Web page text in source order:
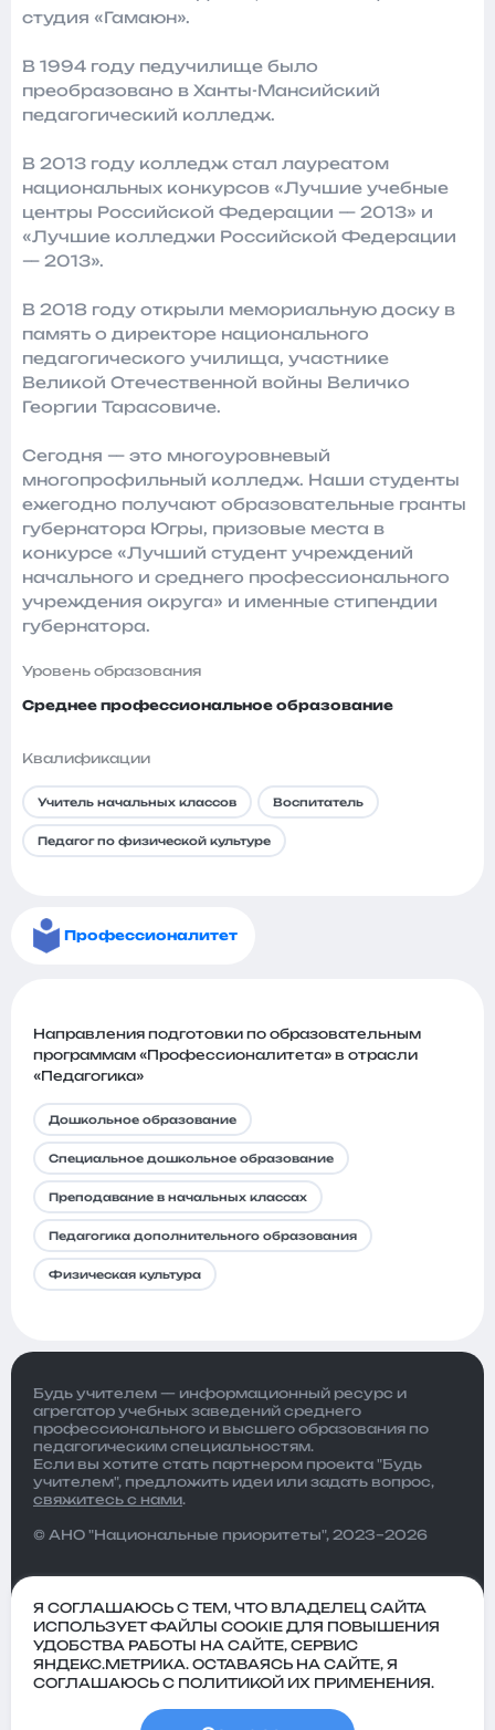
студия «Гамаюн».
В 1994 году педучилище было
преобразовано в Ханты-Мансийский
педагогический колледж.
В 2013 году колледж стал лауреатом
национальных конкурсов «Лучшие учебные
центры Российской Федерации — 2013» и
«Лучшие колледжи Российской Федерации
— 2013».
В 2018 году открыли мемориальную доску в
память о директоре национального
педагогического училища, участнике
Великой Отечественной войны Величко
Георгии Тарасовиче.
Сегодня — это многоуровневый
многопрофильный колледж. Наши студенты
ежегодно получают образовательные гранты
губернатора Югры, призовые места в
конкурсе «Лучший студент учреждений
начального и среднего профессионального
учреждения округа» и именные стипендии
губернатора.
Уровень образования
Среднее профессиональное образование
Квалификации
Учитель начальных классов Воспитатель
Педагог по физической культуре
Профессионалитет
Направления подготовки по образовательным
программам «Профессионалитета» в отрасли
«Педагогика»
Дошкольное образование
Специальное дошкольное образование
Преподавание в начальных классах
Педагогика дополнительного образования
Физическая культура
Будь учителем — информационный ресурс и
агрегатор учебных заведений среднего
профессионального и высшего образования по
педагогическим специальностям.
Если вы хотите стать партнером проекта "Будь
учителем", предложить идеи или задать вопрос,
свяжитесь с нами.
© АНО "Национальные приоритеты", 2023–2026
Я СОГЛАШАЮСЬ С ТЕМ, ЧТО ВЛАДЕЛЕЦ САЙТА
ИСПОЛЬЗУЕТ ФАЙЛЫ COOKIE ДЛЯ ПОВЫШЕНИЯ
УДОБСТВА РАБОТЫ НА САЙТЕ, СЕРВИС
ЯНДЕКС.МЕТРИКА. ОСТАВАЯСЬ НА САЙТЕ, Я
СОГЛАШАЮСЬ С ПОЛИТИКОЙ ИХ ПРИМЕНЕНИЯ.